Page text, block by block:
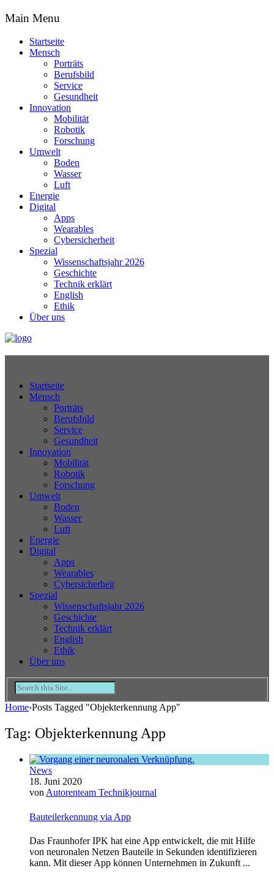
Main Menu
Startseite
Mensch
Porträts
Berufsbild
Service
Gesundheit
Innovation
Mobilität
Robotik
Forschung
Umwelt
Boden
Wasser
Luft
Energie
Digital
Apps
Wearables
Cybersicherheit
Spezial
Wissenschaftsjahr 2026
Geschichte
Technik erklärt
English
Ethik
Über uns
Startseite
Mensch
Porträts
Berufsbild
Service
Gesundheit
Innovation
Mobilität
Robotik
Forschung
Umwelt
Boden
Wasser
Luft
Energie
Digital
Apps
Wearables
Cybersicherheit
Spezial
Wissenschaftsjahr 2026
Geschichte
Technik erklärt
English
Ethik
Über uns
Home›Posts Tagged "Objekterkennung App"
Tag: Objekterkennung App
News
18. Juni 2020
von Autorenteam Technikjournal
Bauteilerkennung via App
Das Fraunhofer IPK hat eine App entwickelt, die mit Hilfe
von neuronalen Netzen Bauteile in Sekunden identifizieren
kann. Mit dieser App können Unternehmen in Zukunft ...